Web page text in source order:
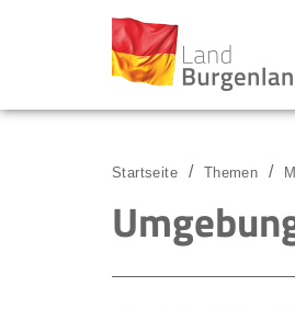
Zum Inhalt
Zum Menü
Zur Suche
Startseite Themen